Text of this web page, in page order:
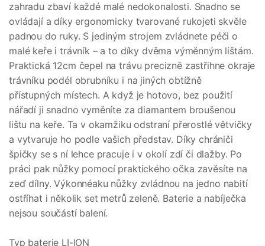
zahradu zbaví každé malé nedokonalosti. Snadno se
ovládají a díky ergonomicky tvarované rukojeti skvěle
padnou do ruky. S jediným strojem zvládnete péči o
malé keře i trávník – a to díky dvěma výměnným lištám.
Praktická 12cm čepel na trávu precizně zastřihne okraje
trávníku podél obrubníku i na jiných obtížně
přístupných místech. A když je hotovo, bez použití
nářadí ji snadno vyměníte za diamantem broušenou
lištu na keře. Ta v okamžiku odstraní přerostlé větvičky
a vytvaruje ho podle vašich představ. Díky chrániči
špičky se s ní lehce pracuje i v okolí zdí či dlažby. Po
práci pak nůžky pomocí praktického očka zavěsíte na
zeď dílny. Výkonnéaku nůžky zvládnou na jedno nabití
ostříhat i několik set metrů zeleně. Baterie a nabíječka
nejsou součástí balení.
Typ baterie LI-ION